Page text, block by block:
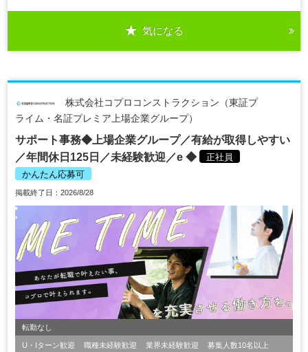
気になる
株式会社コプロコンストラクション（東証プ
ライム・名証プレミア上場企業グループ）
サポート事務◆上場企業グループ／有給が取得しやすい
／年間休日125日／未経験歓迎／e ◆
正社員
かんたん応募可
掲載終了日：2026/8/28
転勤なし
U・Iターン歓迎 職種未経験歓迎 業界未経験歓迎
募集人数10名以上